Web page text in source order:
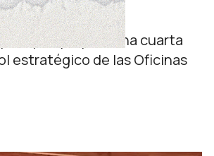
y se prepara una cuarta
estratégico de las Oficinas